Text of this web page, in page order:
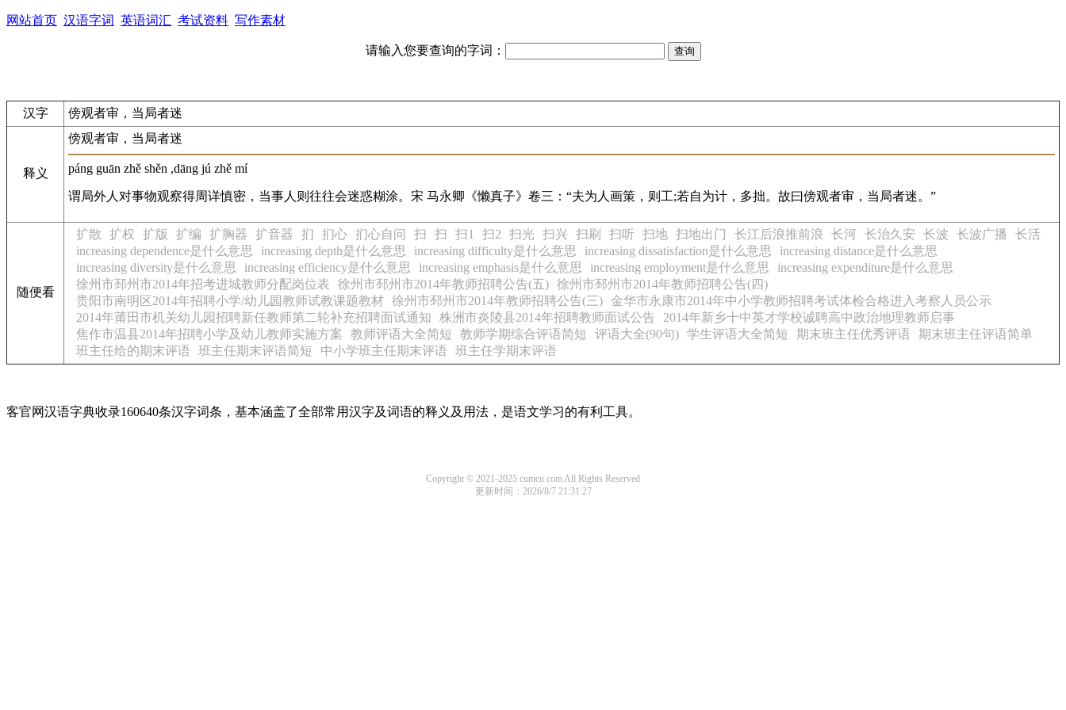
网站首页 汉语字词 英语词汇 考试资料 写作素材
请输入您要查询的字词：
汉字 傍观者审，当局者迷
释义
傍观者审，当局者迷
páng guān zhě shěn ,dāng jú zhě mí
谓局外人对事物观察得周详慎密，当事人则往往会迷惑糊涂。宋 马永卿《懒真子》卷三：“夫为人画策，则工;若自为计，多拙。故曰傍观者审，当局者迷。”
随便看
扩散 扩权 扩版 扩编 扩胸器 扩音器 扪 扪心 扪心自问 扫 扫 扫1 扫2 扫光 扫兴 扫刷 扫听 扫地 扫地出门 长江后浪推前浪 长河 长治久安 长波 长波广播
长活
increasing dependence是什么意思
increasing depth是什么意思 increasing difficulty是什么意思 increasing dissatisfaction是什么意思
increasing distance是什么意思
increasing diversity是什么意思
increasing efficiency是什么意思 increasing emphasis是什么意思 increasing employment是什么意思
increasing expenditure是什么意思
徐州市邳州市2014年招考进城教师分配岗位表
徐州市邳州市2014年教师招聘公告(五) 徐州市邳州市2014年教师招聘公告(四)
贵阳市南明区2014年招聘小学/幼儿园教师试教课题教材 徐州市邳州市2014年教师招聘公告(三)
金华市永康市2014年中小学教师招聘考试体检合格进入考察人员公示
2014年莆田市机关幼儿园招聘新任教师第二轮补充招聘面试通知
株洲市炎陵县2014年招聘教师面试公告
2014年新乡十中英才学校诚聘高中政治地理教师启事
焦作市温县2014年招聘小学及幼儿教师实施方案
教师评语大全简短 教师学期综合评语简短 评语大全(90句) 学生评语大全简短 期末班主任优秀评语
期末班主任评语简单
班主任给的期末评语
班主任期末评语简短 中小学班主任期末评语 班主任学期末评语
客官网汉语字典收录160640条汉字词条，基本涵盖了全部常用汉字及词语的释义及用法，是语文学习的有利工具。
Copyright © 2021-2025 cumcu.com All Rights Reserved
更新时间：2026/8/7 21:31:27